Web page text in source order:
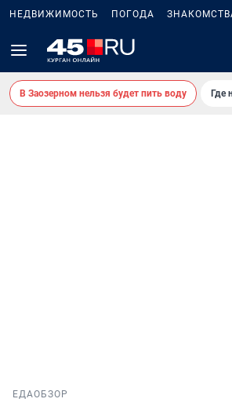
НЕДВИЖИМОСТЬ ПОГОДА
В Заозерном нельзя будет пить воду Где
ЕДАОБЗОР